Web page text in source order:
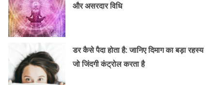
और असरदार विधि
डर कैसे पैदा होता है: जानिए दिमाग का बड़ा रहस्य
जो जिंदगी कंट्रोल करता है